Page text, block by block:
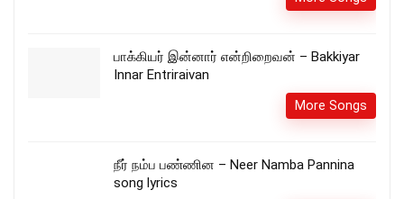
பாக்கியர் இன்னார் என்றிறைவன் – Bakkiyar
Innar Entriraivan
More Songs
நீர் நம்ப பண்ணின – Neer Namba Pannina
song lyrics